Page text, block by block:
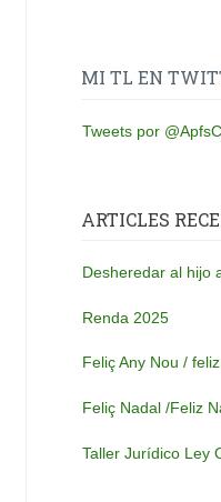
MI TL EN
Tweets por
ARTICLES
Desheredar al hijo
Renda 2025
Feliç Any Nou /
Feliç Nadal /Feliz
Taller Jurídico Ley